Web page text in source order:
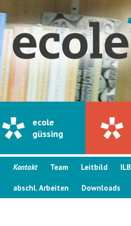
ecole
güssing
Kontakt Team Leitbild ILB
abschl. Arbeiten Downloads